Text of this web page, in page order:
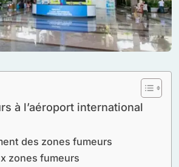
à l’aéroport international
des zones fumeurs
zones fumeurs